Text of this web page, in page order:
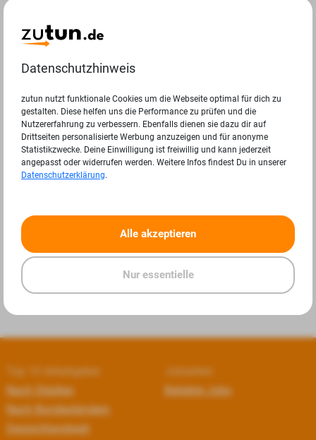
Jobangebote
Ergebnisse.
« »
Top 10 Arbeitgeber
Nach Städten
Nach Bundesländern
Deutschlandweit
Jobseiten
Beliebte Jobs
Datenschutzhinweis
zutun nutzt funktionale Cookies um die Webseite optimal für dich zu
gestalten. Diese helfen uns die Performance zu prüfen und die
Nutzererfahrung zu verbessern. Ebenfalls dienen sie dazu dir auf
Drittseiten personalisierte Werbung anzuzeigen und für anonyme
Statistikzwecke. Deine Einwilligung ist freiwillig und kann jederzeit
angepasst oder widerrufen werden. Weitere Infos findest Du in unserer
Datenschutzerklärung.
Alle akzeptieren
Nur essentielle